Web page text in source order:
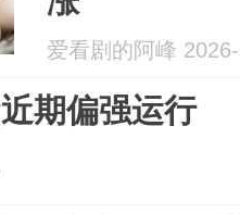
爱看剧的阿峰
鸡蛋近期偏强运行